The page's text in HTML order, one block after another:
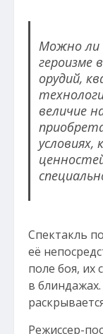
Можно ли
героизме
орудий,
величие
условиях,
Спектакль
её
поле боя, их
в
Режиссер-